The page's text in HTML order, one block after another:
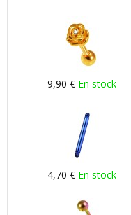
9,90 € En stock
4,70 € En stock